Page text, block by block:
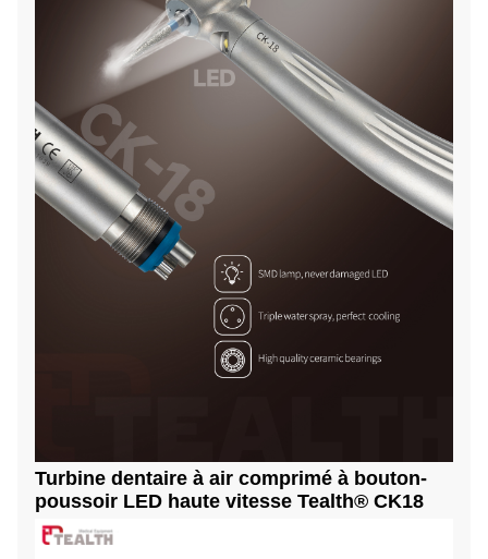
Turbine dentaire à air comprimé à bouton-
poussoir LED haute vitesse Tealth® CK18